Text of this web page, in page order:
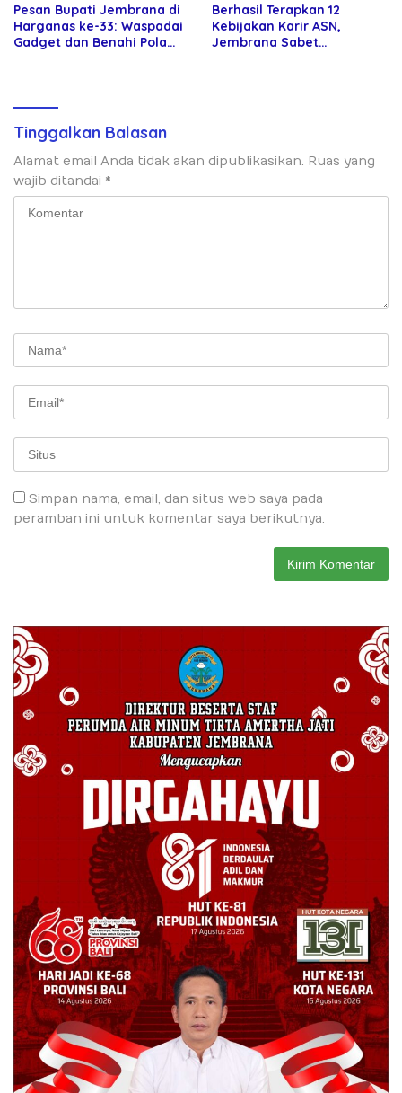
Pesan Bupati Jembrana di
Harganas ke-33: Waspadai
Gadget dan Benahi Pola
Berhasil Terapkan 12
Kebijakan Karir ASN,
Jembrana Sabet
Tinggalkan Balasan
Alamat email Anda tidak akan dipublikasikan. Ruas yang
wajib ditandai *
Simpan nama, email, dan situs web saya pada
peramban ini untuk komentar saya berikutnya.